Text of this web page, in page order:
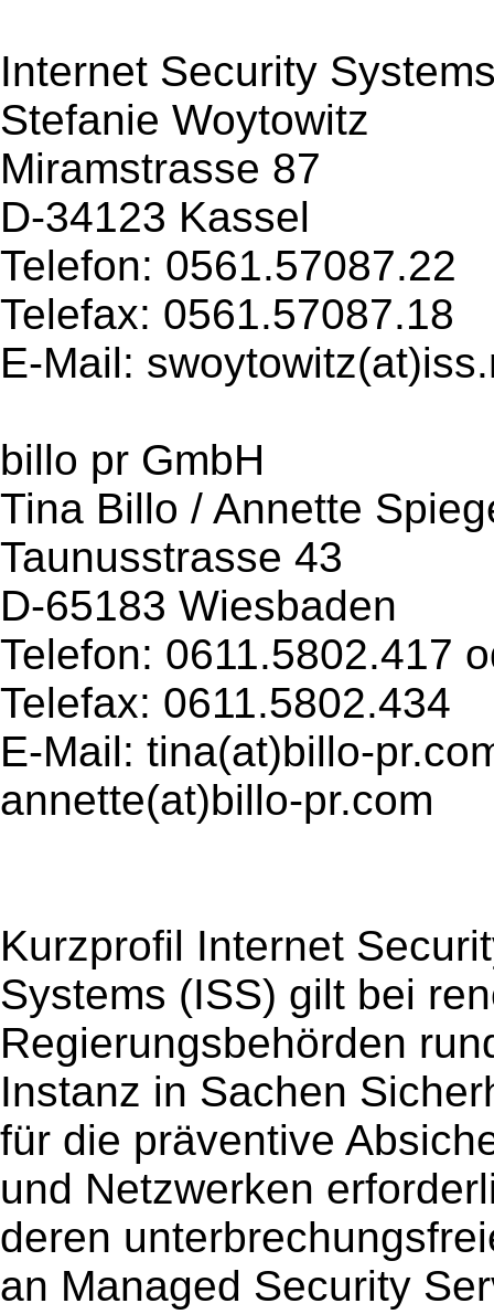
Internet Security
Stefanie Woytowitz
Miramstrasse 87
D-34123 Kassel
Telefon: 0561.57087.22
Telefax: 0561.57087.18
E-Mail:
billo pr GmbH
Tina Billo / Annette
Taunusstrasse 43
D-65183 Wiesbaden
Telefon: 0611.5802.417
Telefax: 0611.5802.434
E-Mail: tina(at)billo-
annette(at)billo-pr.com
Kurzprofil Internet
Systems (ISS) gilt bei
Regierungsbehörden
Instanz in Sachen
für die präventive
und Netzwerken
deren
an Managed Security